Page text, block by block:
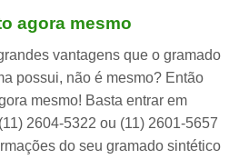
agora mesmo
vantagens que o gramado
possui, não é mesmo? Então
mesmo! Basta entrar em
2604-5322 ou (11) 2601-5657
do seu gramado sintético